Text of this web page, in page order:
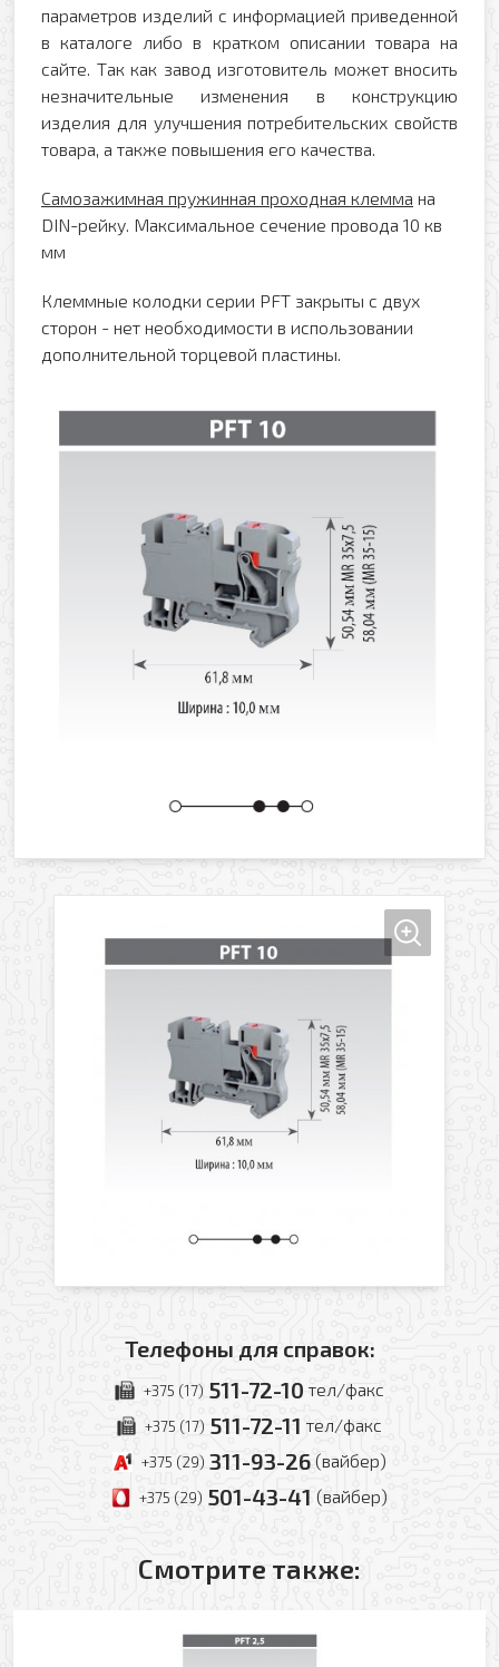
параметров изделий с информацией приведенной
в каталоге либо в кратком описании товара на
сайте. Так как завод изготовитель может вносить
незначительные изменения в конструкцию
изделия для улучшения потребительских свойств
товара, а также повышения его качества.
Самозажимная пружинная проходная клемма на
DIN-рейку. Максимальное сечение провода 10 кв
мм
Клеммные колодки серии PFT закрыты с двух
сторон - нет необходимости в использовании
дополнительной торцевой пластины.
Телефоны для справок:
+375 (17) 511-72-10 тел/факс
+375 (17) 511-72-11 тел/факс
+375 (29) 311-93-26 (вайбер)
+375 (29) 501-43-41 (вайбер)
Смотрите также:
Оформить заявку